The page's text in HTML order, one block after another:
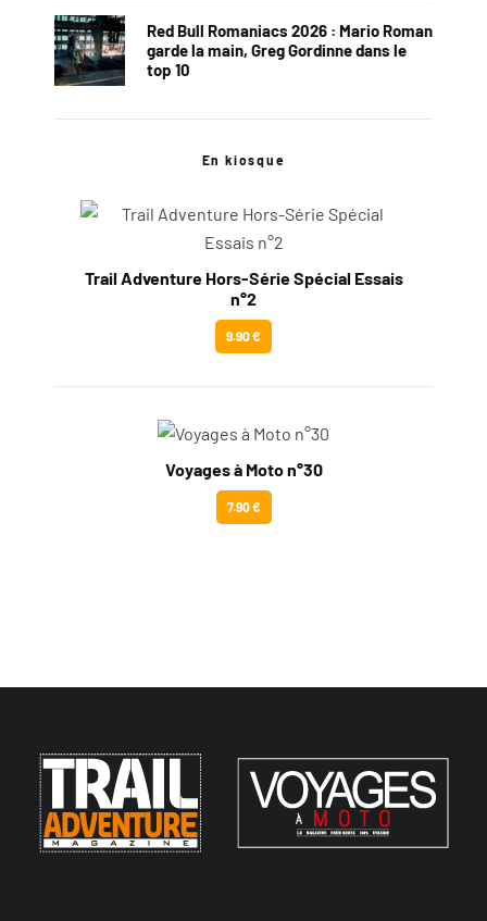
Red Bull Romaniacs 2026 : Mario Roman
garde la main, Greg Gordinne dans le
top 10
En kiosque
Trail Adventure Hors-Série Spécial Essais
n°2
9.90 €
Voyages à Moto n°30
7.90 €